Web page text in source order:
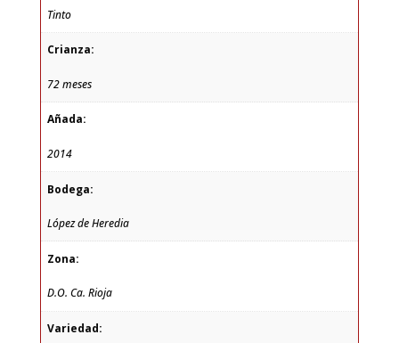
Tinto
Crianza:
72 meses
Añada:
2014
Bodega:
López de Heredia
Zona:
D.O. Ca. Rioja
Variedad: